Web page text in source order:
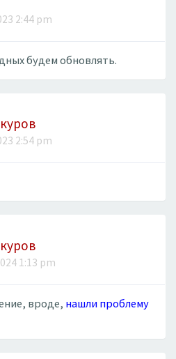
2:44 pm
будем обновлять.
2:54 pm
1:13 pm
вроде, нашли проблему